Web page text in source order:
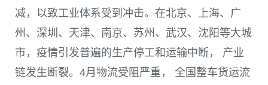
减，以致工业体系受到冲击。在北京、上海、广
州、深圳、天津、南京、苏州、武汉、沈阳等大城
市，疫情引发普遍的生产停工和运输中断， 产业
链发生断裂。 4月物流受阻严重， 全国整车货运流